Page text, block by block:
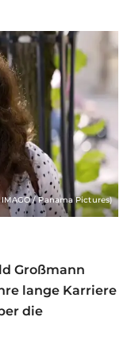
/ Panama Pictures)
Großmann
lange Karriere
die